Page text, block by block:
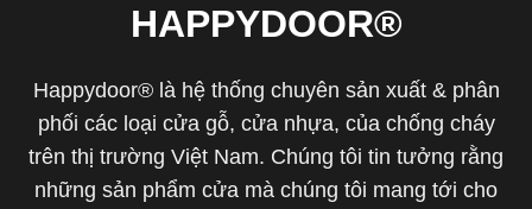
HAPPYDOOR®
Happydoor® là hệ thống chuyên sản xuất & phân
phối các loại cửa gỗ, cửa nhựa, của chống cháy
trên thị trường Việt Nam. Chúng tôi tin tưởng rằng
những sản phẩm cửa mà chúng tôi mang tới cho